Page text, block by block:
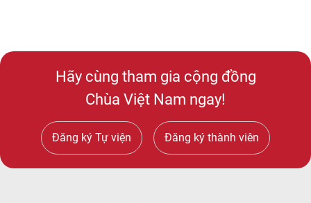
Hãy cùng tham gia cộng đồng
Chùa Việt Nam ngay!
Đăng ký Tự viện Đăng ký thành viên